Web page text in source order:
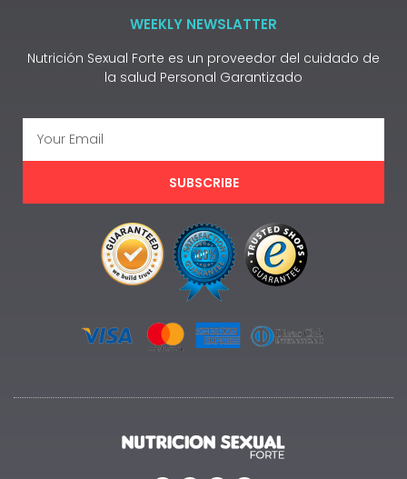
WEEKLY NEWSLATTER
Nutrición Sexual Forte es un proveedor del cuidado de
la salud Personal Garantizado
SUBSCRIBE